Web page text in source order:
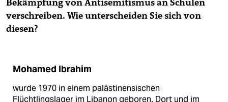
Bekämpfung von Antisemitismus an Schulen
verschreiben. Wie unterscheiden Sie sich von
diesen?
Mohamed Ibrahim
wurde 1970 in einem palästinensischen
Flüchtlingslager im Libanon geboren. Dort und im